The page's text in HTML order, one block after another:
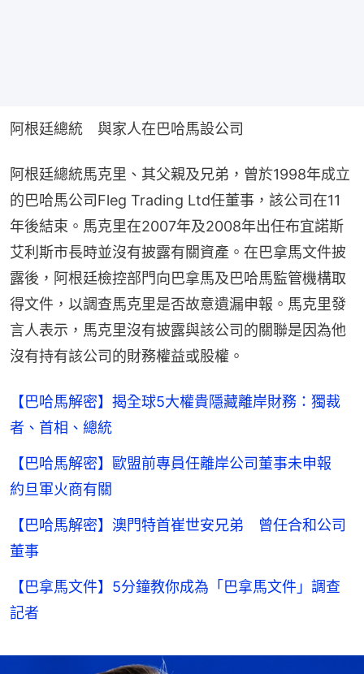
阿根廷總統　與家人在巴哈馬設公司
阿根廷總統馬克里、其父親及兄弟，曾於1998年成立
的巴哈馬公司Fleg Trading Ltd任董事，該公司在11
年後結束。馬克里在2007年及2008年出任布宜諾斯
艾利斯市長時並沒有披露有關資產。在巴拿馬文件披
露後，阿根廷檢控部門向巴拿馬及巴哈馬監管機構取
得文件，以調查馬克里是否故意遺漏申報。馬克里發
言人表示，馬克里沒有披露與該公司的關聯是因為他
沒有持有該公司的財務權益或股權。
【巴哈馬解密】揭全球5大權貴隱藏離岸財務：獨裁
者、首相、總統
【巴哈馬解密】歐盟前專員任離岸公司董事未申報
約旦軍火商有關
【巴哈馬解密】澳門特首崔世安兄弟 曾任合和公司
董事
【巴拿馬文件】5分鐘教你成為「巴拿馬文件」調查
記者